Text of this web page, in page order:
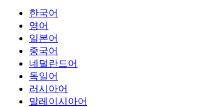
한국어
영어
일본어
중국어
네덜란드어
독일어
러시아어
말레이시아어